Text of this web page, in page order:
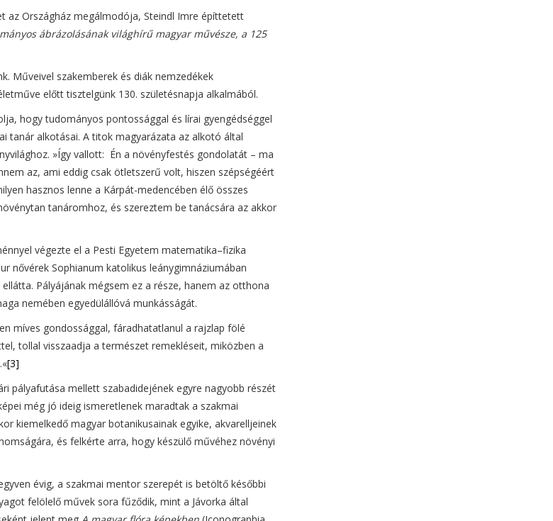
az Országház megálmodója, Steindl Imre építtetett
ábrázolásának világhírű magyar művésze, a 125
Műveivel szakemberek és diák nemzedékek
előtt tisztelgünk 130. születésnapja alkalmából.
hogy tudományos pontossággal és lírai gyengédséggel
tanár alkotásai. A titok magyarázata az alkotó által
»Így vallott: Én a növényfestés gondolatát – ma
az, ami eddig csak ötletszerű volt, hiszen szépségéért
hasznos lenne a Kárpát-medencében élő összes
tanáromhoz, és szereztem be tanácsára az akkor
végezte el a Pesti Egyetem matematika–fizika
nővérek Sophianum katolikus leánygimnáziumában
Pályájának mégsem ez a része, hanem az otthona
nemében egyedülállóvá munkásságát.
míves gondossággal, fáradhatatlanul a rajzlap fölé
tollal visszaadja a természet remekléseit, miközben a
[3]
pályafutása mellett szabadidejének egyre nagyobb részét
még jó ideig ismeretlenek maradtak a szakmai
kiemelkedő magyar botanikusainak egyike, akvarelljeinek
és felkérte arra, hogy készülő művéhez növényi
évig, a szakmai mentor szerepét is betöltő későbbi
felölelő művek sora fűződik, mint a Jávorka által